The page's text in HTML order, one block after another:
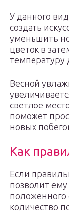
У данного
создать
уменьшить
цветок в
температуру
Весной
светлое
поможет
новых
Как
Если
позволит ему
положенного
количество